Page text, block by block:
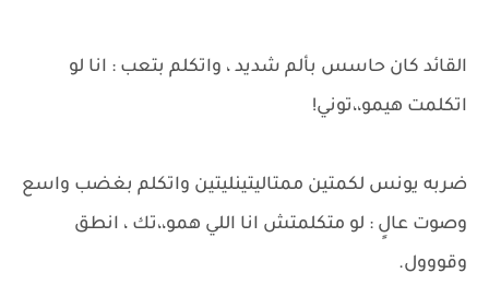
القائد كان حاسس بألم شديد ، واتكلم بتعب : انا لو
اتكلمت هيمو،،توني!
ضربه يونس لكمتين ممتاليتينليتين واتكلم بغضب واسع
وصوت عالٍ : لو متكلمتش انا اللي همو،،تك ، انطق
وقووول.